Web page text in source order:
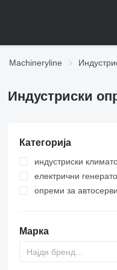
Machineryline
Индустриски
Категорија
индустриски
индустриски
чилери
електрични
дизел генератори
опреми за
Марка